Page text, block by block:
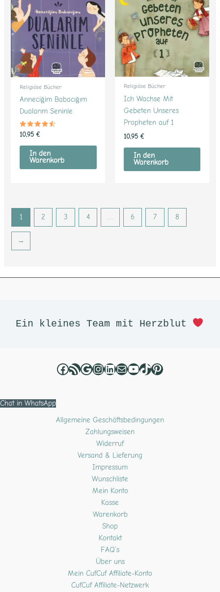
Religiöse Bücher
Anneciğim Babacığım
Dualarım Seninle
Bewertet
mit
4.33
von 5
10,95 €
In den
Warenkorb
Religiöse Bücher
Ich Wachse Mit
Gebeten Unseres
Propheten auf 1
10,95 €
In den
Warenkorb
1 2 3 4 … 6 7 8
→
Ein kleines Team mit Herzblut
Chat in WhatsApp
Allgemeine Geschäftsbedingungen
Zahlungsweisen
Widerruf
Versand & Lieferung
Impressum
Wunschliste
Mein Konto
Kasse
Warenkorb
Shop
Kontakt
FAQ’s
Über uns
Mein CufCuf Affiliate-Konto
CufCuf Affiliate-Netzwerk